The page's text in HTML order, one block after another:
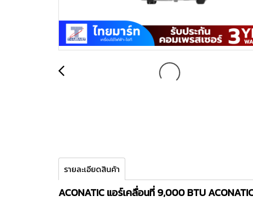
รายละเอียดสินค้า
ACONATIC แอร์เคลื่อนที่ 9,000 BTU